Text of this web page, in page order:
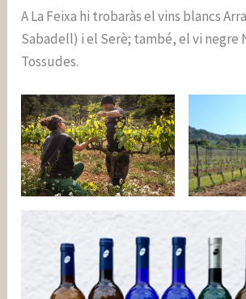
A La Feixa hi trobaràs el vins blancs
Sabadell) i el Serè; també, el vi negre
Tossudes.